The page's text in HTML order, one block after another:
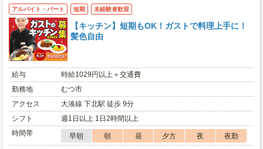
アルバイト・パート 短期 未経験者歓迎
【キッチン】短期もOK！ガストで料理上手に！
髪色自由
給与
時給1029円以上＋交通費
勤務地
むつ市
アクセス
大湊線 下北駅 徒歩 9分
シフト
週1日以上 1日2時間以上
時間帯
早朝 朝 昼 夕方 夜
夜勤